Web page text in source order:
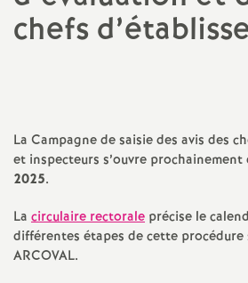
chefs
La Campagne de saisie des avis des
et inspecteurs s’ouvre prochainement
2025.
La circulaire rectorale précise le
différentes étapes de cette procédure
ARCOVAL.